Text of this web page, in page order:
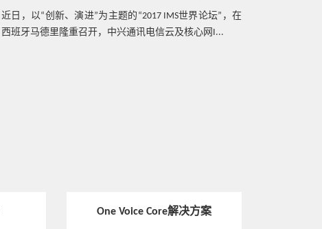
近日，以“创新、演进”为主题的“2017 IMS世界论坛”，在
西班牙马德里隆重召开，中兴通讯电信云及核心网I...
One Voice Core解决方案